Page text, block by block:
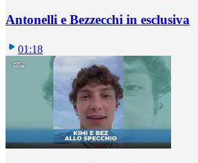
Antonelli e Bezzecchi in esclusiva
01:18